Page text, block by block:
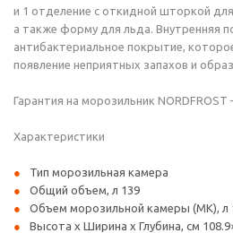
и 1 отделение с откидной шторкой
а также форму для льда. Внутренняя
антибактериальное покрытие,
появление неприятных запахов и
Гарантия на морозильник
Характеристики
Тип морозильная камера
Общий объем, л 139
Объем морозильной камеры (МК), л
Высота х Ширина х Глубина, см